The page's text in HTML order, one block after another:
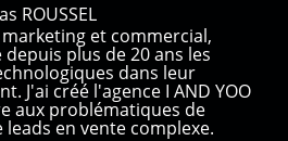
ROUSSEL
et commercial,
plus de 20 ans les
dans leur
J'ai créé l'agence I AND YOO
aux problématiques de
en vente complexe.